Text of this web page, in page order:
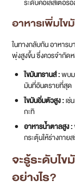
ระดับคอเลสเตอร
อาหารเพิ่มไข
ในทางกลับกัน อาหารบ
พุ่งสูงขึ้น ซึ่งควรจำกัด
ไขมันทรานส์ :พบม
มันที่อันตรายที่สุด
ไขมันอิ่มตัวสูง :เ
กะทิ
อาหารน้ำตาลสูง :
กระตุ้นให้ร่างกาย
จะรู้ระดับไข
อย่างไร?